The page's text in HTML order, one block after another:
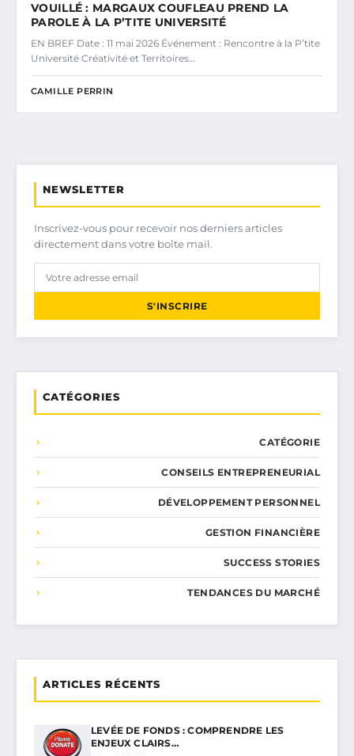
VOUILLÉ : MARGAUX COUFLEAU PREND LA
PAROLE À LA P’TITE UNIVERSITÉ
EN BREF Date : 11 mai 2026 Événement : Rencontre à la P’tite
Université Créativité et Territoires…
CAMILLE PERRIN
NEWSLETTER
Inscrivez-vous pour recevoir nos derniers articles
directement dans votre boîte mail.
S'INSCRIRE
CATÉGORIES
CATÉGORIE
CONSEILS ENTREPRENEURIAL
DÉVELOPPEMENT PERSONNEL
GESTION FINANCIÈRE
SUCCESS STORIES
TENDANCES DU MARCHÉ
ARTICLES RÉCENTS
LEVÉE DE FONDS : COMPRENDRE LES
ENJEUX CLAIRS…